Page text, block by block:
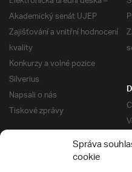
Správa
cookie
Akademický senát UJEP
Zajišťování a vnitřní hodnocení
kvality
Konkurzy a volné pozice
Silverius
Napsali o nás
Tiskové zprávy